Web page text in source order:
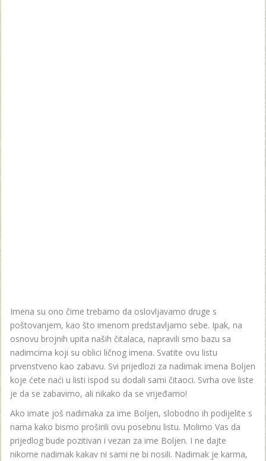
Imena su ono čime trebamo da oslovljavamo druge s
poštovanjem, kao što imenom predstavljamo sebe. Ipak, na
osnovu brojnih upita naših čitalaca, napravili smo bazu sa
nadimcima koji su oblici ličnog imena. Svatite ovu listu
prvenstveno kao zabavu. Svi prijedlozi za nadimak imena Boljen
koje ćete naći u listi ispod su dodali sami čitaoci. Svrha ove liste
je da se zabavimo, ali nikako da se vrijeđamo!
Ako imate još nadimaka za ime Boljen, slobodno ih podijelite s
nama kako bismo proširili ovu posebnu listu. Molimo Vas da
prijedlog bude pozitivan i vezan za ime Boljen. I ne dajte
nikome nadimak kakav ni sami ne bi nosili. Nadimak je karma,